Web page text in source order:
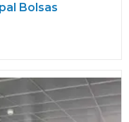
Bolsas